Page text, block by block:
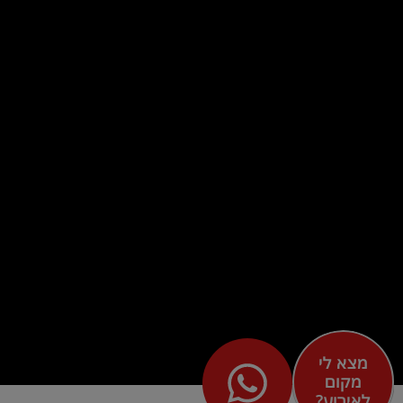
מצא לי
מקום